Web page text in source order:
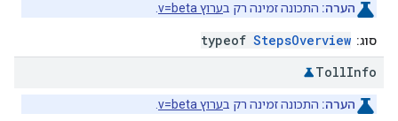
הערה: התכונה זמינה רק בערוץ v=beta .
סוג: typeof StepsOverview
TollInfo
הערה: התכונה זמינה רק בערוץ v=beta .